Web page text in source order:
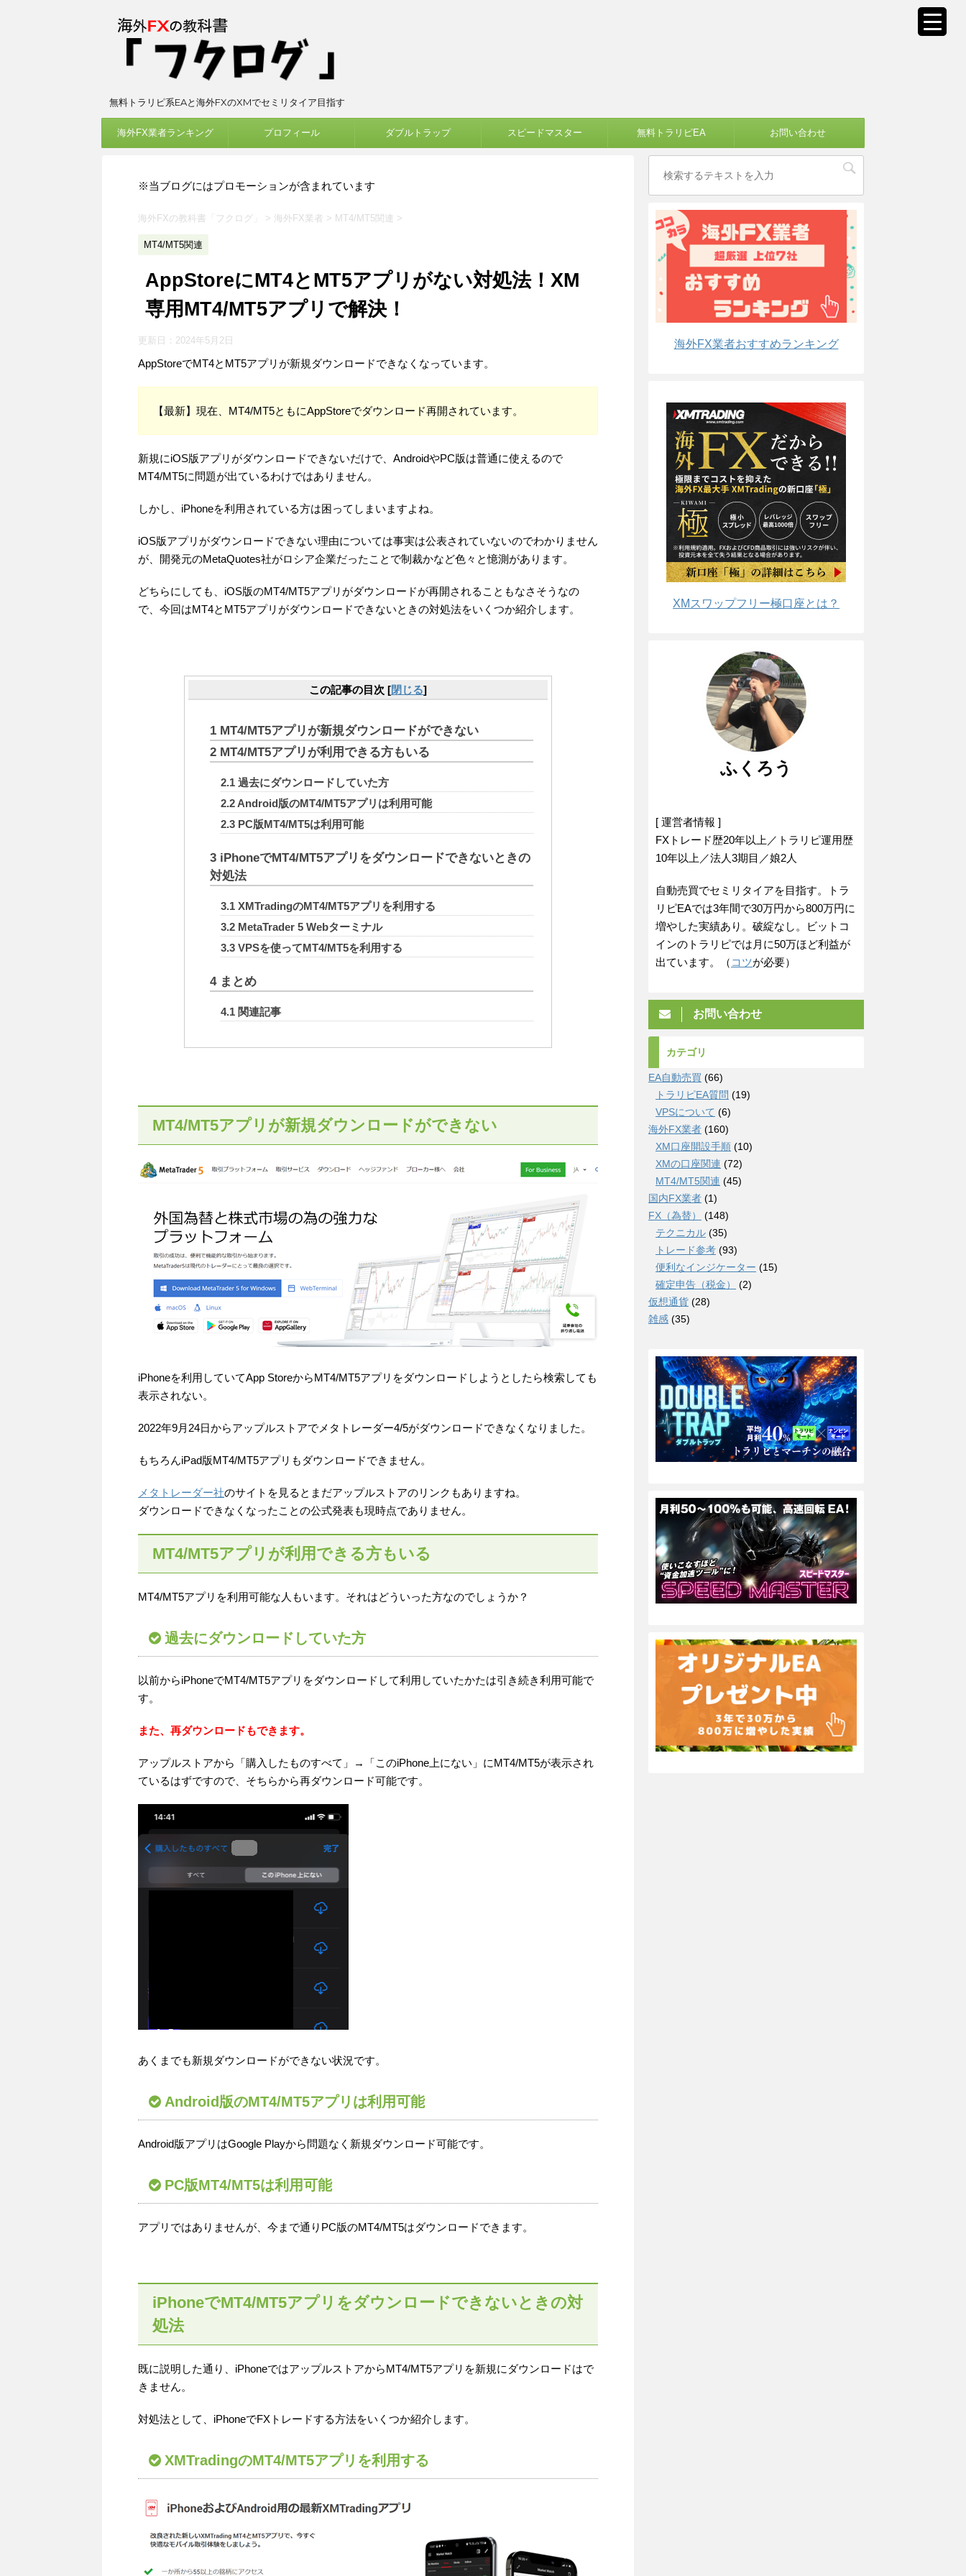
無料トラリピ系EAと海外FXのXMでセミリタイア目指す
海外FX業者ランキング プロフィール ダブルトラップ スピードマスター 無料トラリピEA お問い合わせ
※当ブログにはプロモーションが含まれています
海外FXの教科書「フクログ」 > 海外FX業者 > MT4/MT5関連 >
MT4/MT5関連
AppStoreにMT4とMT5アプリがない対処法！XM
専用MT4/MT5アプリで解決！
更新日： 2024年5月2日
AppStoreでMT4とMT5アプリが新規ダウンロードできなくなっています。
【最新】現在、MT4/MT5ともにAppStoreでダウンロード再開されています。
新規にiOS版アプリがダウンロードできないだけで、AndroidやPC版は普通に使えるので
MT4/MT5に問題が出ているわけではありません。
しかし、iPhoneを利用されている方は困ってしまいますよね。
iOS版アプリがダウンロードできない理由については事実は公表されていないのでわかりません
が、開発元のMetaQuotes社がロシア企業だったことで制裁かなど色々と憶測があります。
どちらにしても、iOS版のMT4/MT5アプリがダウンロードが再開されることもなさそうなの
で、今回はMT4とMT5アプリがダウンロードできないときの対処法をいくつか紹介します。
この記事の目次 [閉じる]
1 MT4/MT5アプリが新規ダウンロードができない
2 MT4/MT5アプリが利用できる方もいる
2.1 過去にダウンロードしていた方
2.2 Android版のMT4/MT5アプリは利用可能
2.3 PC版MT4/MT5は利用可能
3 iPhoneでMT4/MT5アプリをダウンロードできないときの
対処法
3.1 XMTradingのMT4/MT5アプリを利用する
3.2 MetaTrader 5 Webターミナル
3.3 VPSを使ってMT4/MT5を利用する
4まとめ
4.1 関連記事
MT4/MT5アプリが新規ダウンロードができない
iPhoneを利用していてApp StoreからMT4/MT5アプリをダウンロードしようとしたら検索しても
表示されない。
2022年9月24日からアップルストアでメタトレーダー4/5がダウンロードできなくなりました。
もちろんiPad版MT4/MT5アプリもダウンロードできません。
メタトレーダー社のサイトを見るとまだアップルストアのリンクもありますね。
ダウンロードできなくなったことの公式発表も現時点でありません。
MT4/MT5アプリが利用できる方もいる
MT4/MT5アプリを利用可能な人もいます。それはどういった方なのでしょうか？
過去にダウンロードしていた方
以前からiPhoneでMT4/MT5アプリをダウンロードして利用していたかたは引き続き利用可能で
す。
また、再ダウンロードもできます。
アップルストアから「購入したものすべて」→「このiPhone上にない」にMT4/MT5が表示され
ているはずですので、そちらから再ダウンロード可能です。
あくまでも新規ダウンロードができない状況です。
Android版のMT4/MT5アプリは利用可能
Android版アプリはGoogle Playから問題なく新規ダウンロード可能です。
PC版MT4/MT5は利用可能
アプリではありませんが、今まで通りPC版のMT4/MT5はダウンロードできます。
iPhoneでMT4/MT5アプリをダウンロードできないときの対
処法
既に説明した通り、iPhoneではアップルストアからMT4/MT5アプリを新規にダウンロードはで
きません。
対処法として、iPhoneでFXトレードする方法をいくつか紹介します。
XMTradingのMT4/MT5アプリを利用する
海外FX業者おすすめランキング
XMスワップフリー極口座とは？
ふくろう
[ 運営者情報 ]
FXトレード歴20年以上／トラリピ運用歴
10年以上／法人3期目／娘2人
自動売買でセミリタイアを目指す。トラ
リピEAでは3年間で30万円から800万円に
増やした実績あり。破綻なし。ビットコ
インのトラリピでは月に50万ほど利益が
出ています。（ コツが必要）
お問い合わせ
カテゴリ
EA自動売買 (66)
トラリピEA質問 (19)
VPSについて (6)
海外FX業者 (160)
XM口座開設手順 (10)
XMの口座関連 (72)
MT4/MT5関連 (45)
国内FX業者 (1)
FX（為替）
(148)
テクニカル (35)
トレード参考 (93)
便利なインジケーター (15)
確定申告（税金）
(2)
仮想通貨 (28)
雑感 (35)